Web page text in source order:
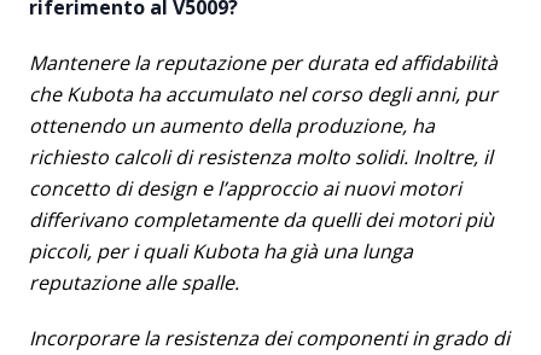
riferimento al V5009?
Mantenere la reputazione per durata ed affidabilità
che Kubota ha accumulato nel corso degli anni, pur
ottenendo un aumento della produzione, ha
richiesto calcoli di resistenza molto solidi. Inoltre, il
concetto di design e l’approccio ai nuovi motori
differivano completamente da quelli dei motori più
piccoli, per i quali Kubota ha già una lunga
reputazione alle spalle.
Incorporare la resistenza dei componenti in grado di